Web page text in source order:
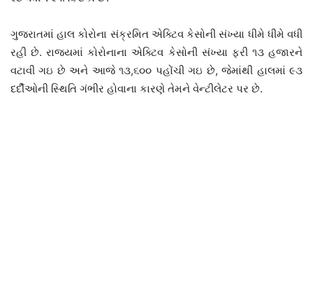
ગુજરાતમાં હાલ કોરોના સંક્રમિત એક્ટિવ કેસોની સંખ્યા ધીમે ધીમે વધી
રહી છે. રાજ્યમાં કોરોનાના એક્ટિવ કેસોની સંખ્યા ફરી ૧૩ હજારને
વટાવી ગઇ છે અને આજે ૧૩,૬૦૦ પહોંચી ગઇ છે, જેમાંથી હાલમાં ૯૩
દર્દીઓની સ્થિતિ ગંભીર હોવાના કારણે તેમને વેન્ટીલેટર પર છે.